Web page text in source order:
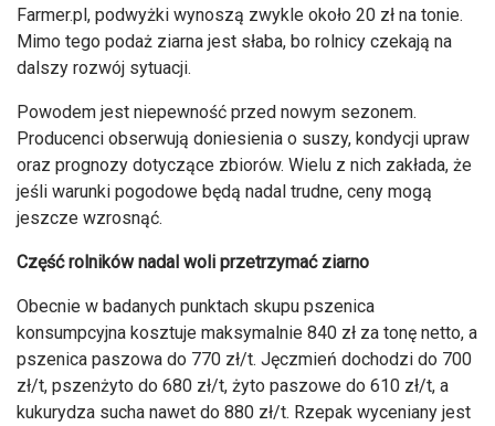
Farmer.pl, podwyżki wynoszą zwykle około 20 zł na tonie.
Mimo tego podaż ziarna jest słaba, bo rolnicy czekają na
dalszy rozwój sytuacji.
Powodem jest niepewność przed nowym sezonem.
Producenci obserwują doniesienia o suszy, kondycji upraw
oraz prognozy dotyczące zbiorów. Wielu z nich zakłada, że
jeśli warunki pogodowe będą nadal trudne, ceny mogą
jeszcze wzrosnąć.
Część rolników nadal woli przetrzymać ziarno
Obecnie w badanych punktach skupu pszenica
konsumpcyjna kosztuje maksymalnie 840 zł za tonę netto, a
pszenica paszowa do 770 zł/t. Jęczmień dochodzi do 700
zł/t, pszenżyto do 680 zł/t, żyto paszowe do 610 zł/t, a
kukurydza sucha nawet do 880 zł/t. Rzepak wyceniany jest